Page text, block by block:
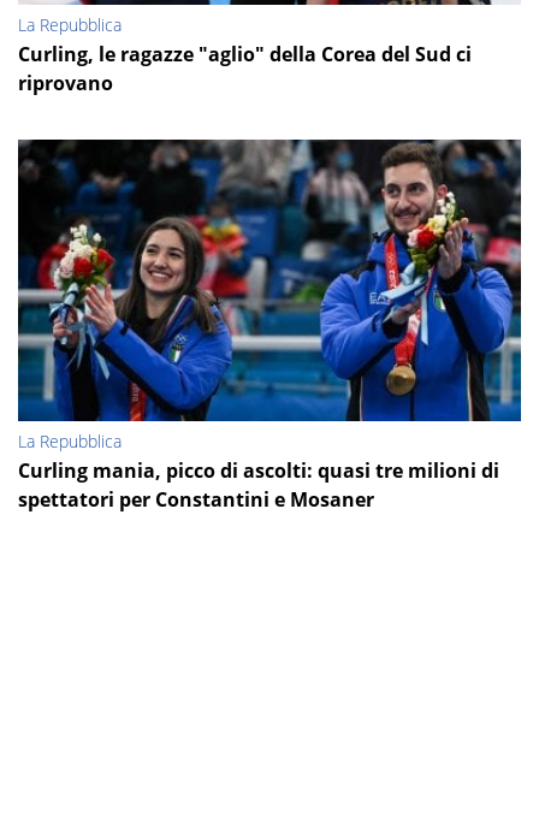
La Repubblica
Curling, le ragazze "aglio" della Corea del Sud ci
riprovano
La Repubblica
Curling mania, picco di ascolti: quasi tre milioni di
spettatori per Constantini e Mosaner